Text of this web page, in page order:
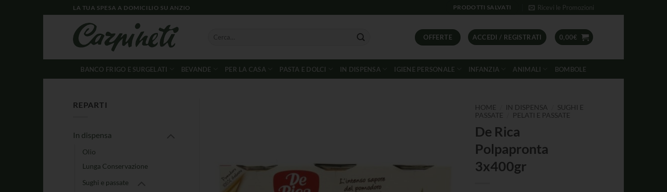
LA TUA SPESA A DOMICILIO SU ANZIO PRODOTTI SALVATI Ricevi le Promozioni
OFFERTE ACCEDI / REGISTRATI 0,00€
BANCO FRIGO E SURGELATI BEVANDE PER LA CASA PASTA E DOLCI IN DISPENSA IGIENE PERSONALE INFANZIA ANIMALI BOMBOLE
HOME IN DISPENSA
SUGHI E
PASSATE
PELATI E PASSATE
De Rica
Polpapronta
3x400gr
REPARTI
In dispensa
Olio
Lunga Conservazione
Sughi e passate